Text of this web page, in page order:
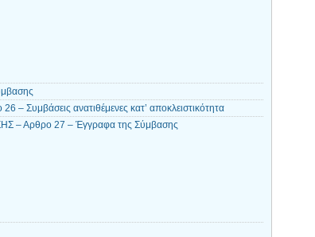
ανατιθέμενες κατ’ αποκλειστικότητα
Αρθρο 27 – Έγγραφα της Σύμβασης